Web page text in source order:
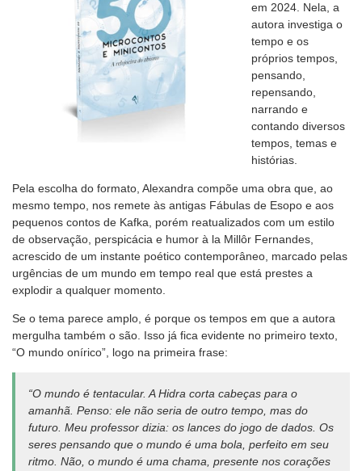
em 2024. Nela, a
autora investiga o
tempo e os
próprios tempos,
pensando,
repensando,
narrando e
contando diversos
tempos, temas e
histórias.
Pela escolha do formato, Alexandra compõe uma obra que, ao
mesmo tempo, nos remete às antigas Fábulas de Esopo e aos
pequenos contos de Kafka, porém reatualizados com um estilo
de observação, perspicácia e humor à la Millôr Fernandes,
acrescido de um instante poético contemporâneo, marcado pelas
urgências de um mundo em tempo real que está prestes a
explodir a qualquer momento.
Se o tema parece amplo, é porque os tempos em que a autora
mergulha também o são. Isso já fica evidente no primeiro texto,
“O mundo onírico”, logo na primeira frase:
“O mundo é tentacular. A Hidra corta cabeças para o
amanhã. Penso: ele não seria de outro tempo, mas do
futuro. Meu professor dizia: os lances do jogo de dados. Os
seres pensando que o mundo é uma bola, perfeito em seu
ritmo. Não, o mundo é uma chama, presente nos corações